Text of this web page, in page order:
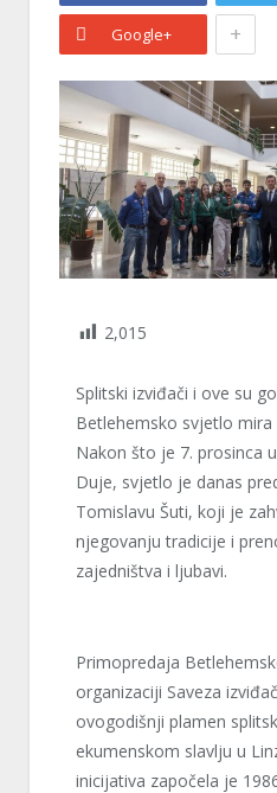
Google+ +
2,015
Splitski izviđači i ove su
Betlehemsko svjetlo mira
Nakon što je 7. prosinca
Duje, svjetlo je danas
Tomislavu Šuti, koji je
njegovanju tradicije i
zajedništva i ljubavi.
Primopredaja
organizaciji Saveza
ovogodišnji plamen
ekumenskom slavlju u
inicijativa započela je